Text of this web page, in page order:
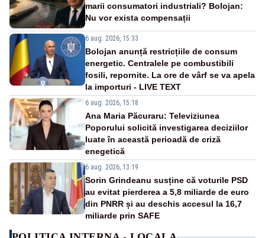
marii consumatori industriali? Bolojan:
Nu vor exista compensații
6 aug. 2026, 15:33
Bolojan anunță restricțiile de consum
energetic. Centralele pe combustibili
fosili, repornite. La ore de vârf se va apela
la importuri - LIVE TEXT
6 aug. 2026, 15:18
Ana Maria Păcuraru: Televiziunea
Poporului solicită investigarea deciziilor
luate în această perioadă de criză
enegetică
6 aug. 2026, 13:19
Sorin Grindeanu susține că voturile PSD
au evitat pierderea a 5,8 miliarde de euro
din PNRR și au deschis accesul la 16,7
miliarde prin SAFE